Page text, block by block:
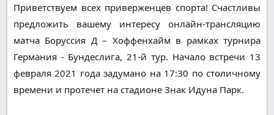
Приветствуем всех приверженцев спорта! Счастливы
предложить вашему интересу онлайн-трансляцию
матча Боруссия Д – Хоффенхайм в рамках турнира
Германия - Бундеслига, 21-й тур. Начало встречи 13
февраля 2021 года задумано на 17:30 по столичному
времени и протечет на стадионе Знак Идуна Парк.